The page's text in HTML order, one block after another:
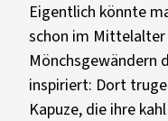
Eigentlich könnte
schon im Mittelalter
Mönchsgewändern
inspiriert: Dort
Kapuze, die ihre